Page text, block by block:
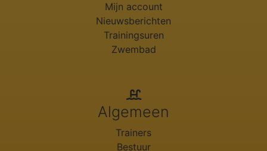
Mijn account
Nieuwsberichten
Trainingsuren
Zwembad
Algemeen
Trainers
Bestuur